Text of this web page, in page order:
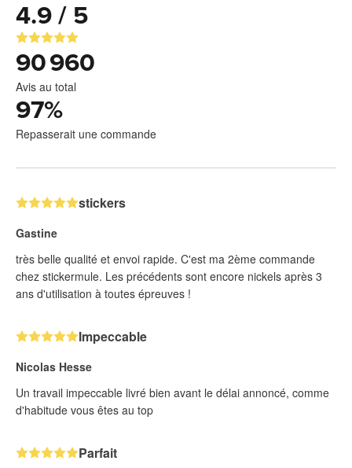
4.9 / 5
90 960
Avis au total
97%
Repasserait une commande
stickers
Gastine
très belle qualité et envoi rapide. C'est ma 2ème commande
chez stickermule. Les précédents sont encore nickels après 3
ans d'utilisation à toutes épreuves !
Impeccable
Nicolas Hesse
Un travail impeccable livré bien avant le délai annoncé, comme
d'habitude vous êtes au top
Parfait